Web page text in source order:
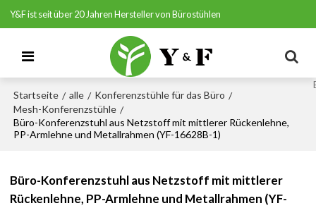
Y&F ist seit über 20 Jahren Hersteller von Bürostühlen
Startseite / alle / Konferenzstühle für das Büro /
Mesh-Konferenzstühle /
Büro-Konferenzstuhl aus Netzstoff mit mittlerer Rückenlehne,
PP-Armlehne und Metallrahmen (YF-16628B-1)
Büro-Konferenzstuhl aus Netzstoff mit mittlerer
Rückenlehne, PP-Armlehne und Metallrahmen (YF-